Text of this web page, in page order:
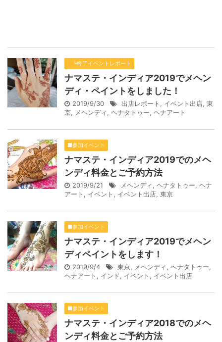
└終了イベントレポート
ナマステ・インディア2019でメヘン
ディ・ペイントをしました！
2019/9/30 出店レポート , イベント出店, 東
京, メヘンディ, ヘナタトゥー, ヘナアート
■参加イベント
ナマステ・インディア2019でのメヘ
ンディ料金とご予約方法
2019/9/21 メヘンディ, ヘナタトゥー, ヘナ
アート , イベント , イベント出店, 東京
■参加イベント
ナマステ・インディア2019でメヘン
ディペイントをします！
2019/9/4 東京, メヘンディ, ヘナタトゥー,
ヘナアート , インド, イベント , イベント出店
■参加イベント
ナマステ・インディア2018でのメヘ
ンディ料金とご予約方法